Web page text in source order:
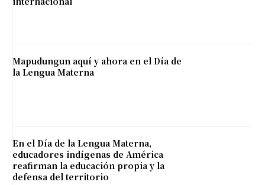
Mapudungun aquí y ahora en el Día de
la Lengua Materna
En el Día de la Lengua Materna,
educadores indígenas de América
reafirman la educación propia y la
defensa del territorio